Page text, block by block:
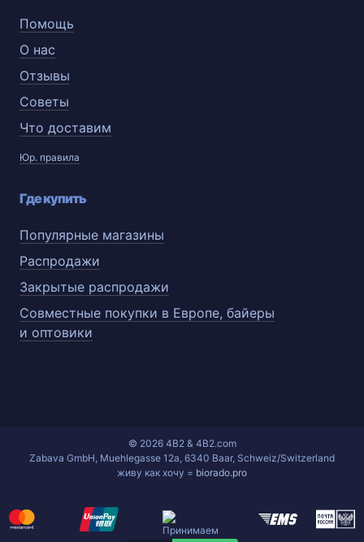
Помощь
О нас
Отзывы
Советы
Что доставим
Юр. правила
Где купить
Популярные магазины
Распродажи
Закрытые распродажи
Совместные покупки в Европе, байеры
и оптовики
© 2026 4B2 & 4B2.com
Zabava GmbH, Muehlegasse 12a, 6340 Baar, Schweiz/Switzerland
живу как хочу = biorado.pro